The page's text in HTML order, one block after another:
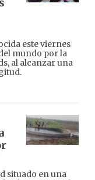
este viernes
mundo por la
al alcanzar una
situado en una